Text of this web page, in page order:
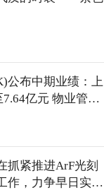
公布中期业绩：上
物业管理
抓紧推进ArF光刻
作，力争早日实现